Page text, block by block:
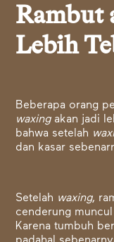
Rambut
Lebih
Beberapa orang
waxing akan jadi
bahwa setelah
dan kasar
Setelah waxing,
cenderung
Karena tumbuh